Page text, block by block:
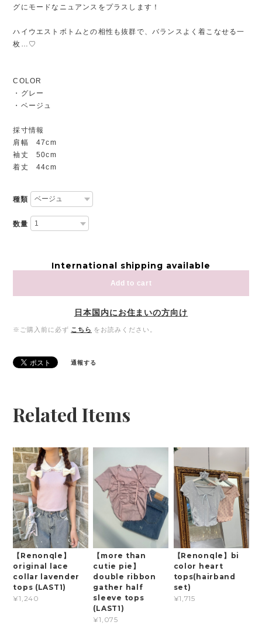
グにモードなニュアンスをプラスします！
ハイウエストボトムとの相性も抜群で、バランスよく着こなせる一
枚…♡
COLOR
・グレー
・ベージュ
採寸情報
肩幅 47cm
袖丈 50cm
着丈 44cm
種類
数量
International shipping available
Add to cart
日本国内にお住まいの方向け
※ご購入前に必ず こちら をお読みください。
通報する
Related Items
【Renonqle】
original lace
collar lavender
tops (LAST1)
¥1,240
【more than
cutie pie】
double ribbon
gather half
sleeve tops
(LAST1)
¥1,075
【Renonqle】bi
color heart
tops(hairband
set)
¥1,715